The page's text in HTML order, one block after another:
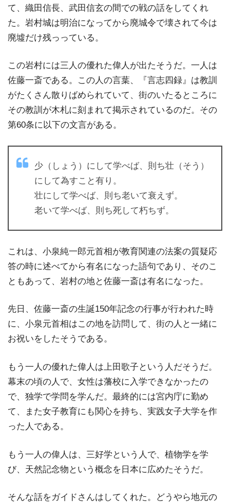
て、織田信長、武田信玄の間での戦の話をしてくれ
た。岩村城は明治になってから廃城令で壊されて今は
廃墟だけ残っっている。
この岩村には三人の優れた偉人が出たそうだ。一人は
佐藤一斎である。この人の言葉、『言志四録』は教訓
がたくさん散りばめられていて、街のいたるところに
その教訓が木札に刻まれて掲示されているのだ。その
第60条に以下の文言がある。
少（しょう）にして学べば、則ち壮（そう）
にして為すこと有り。
壮にして学べば、則ち老いて衰えず。
老いて学べば、則ち死して朽ちず。
これは、小泉純一郎元首相が教育関連の法案の質疑応
答の時に述べてから有名になった語句であり、そのこ
ともあって、岩村の地と佐藤一斎は有名になった。
先日、佐藤一斎の生誕150年記念の行事が行われた時
に、小泉元首相はこの地を訪問して、街の人と一緒に
お祝いをしたそうである。
もう一人の優れた偉人は上田歌子という人だそうだ。
幕末の頃の人で、女性は藩校に入学できなかったの
で、独学で学問を学んだ。最終的には宮内庁に勤め
て、また女子教育にも関心を持ち、実践女子大学を作
った人である。
もう一人の偉人は、三好学という人で、植物学を学
び、天然記念物という概念を日本に広めたそうだ。
そんな話をガイドさんはしてくれた。どうやら地元の